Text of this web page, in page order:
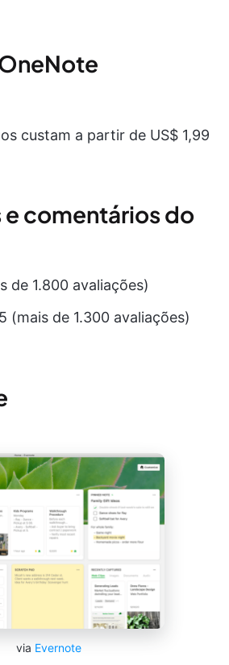
custam a partir de US$ 1,99
e comentários do
de 1.800 avaliações)
(mais de 1.300 avaliações)
via Evernote